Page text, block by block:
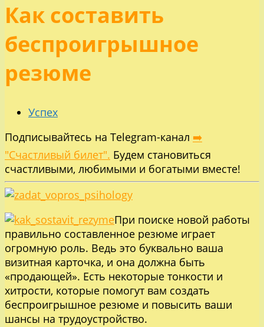
Как составить
беспроигрышное
резюме
Успех
Подписывайтесь на Telegram-канал ➡️
"Счастливый билет". Будем становиться
счастливыми, любимыми и богатыми вместе!
При поиске новой работы
правильно составленное резюме играет
огромную роль. Ведь это буквально ваша
визитная карточка, и она должна быть
«продающей». Есть некоторые тонкости и
хитрости, которые помогут вам создать
беспроигрышное резюме и повысить ваши
шансы на трудоустройство.